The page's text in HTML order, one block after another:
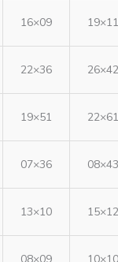
16×09 19×11
22×36 26×42
19×51 22×61
07×36 08×43
13×10 15×12
08×09 10×10